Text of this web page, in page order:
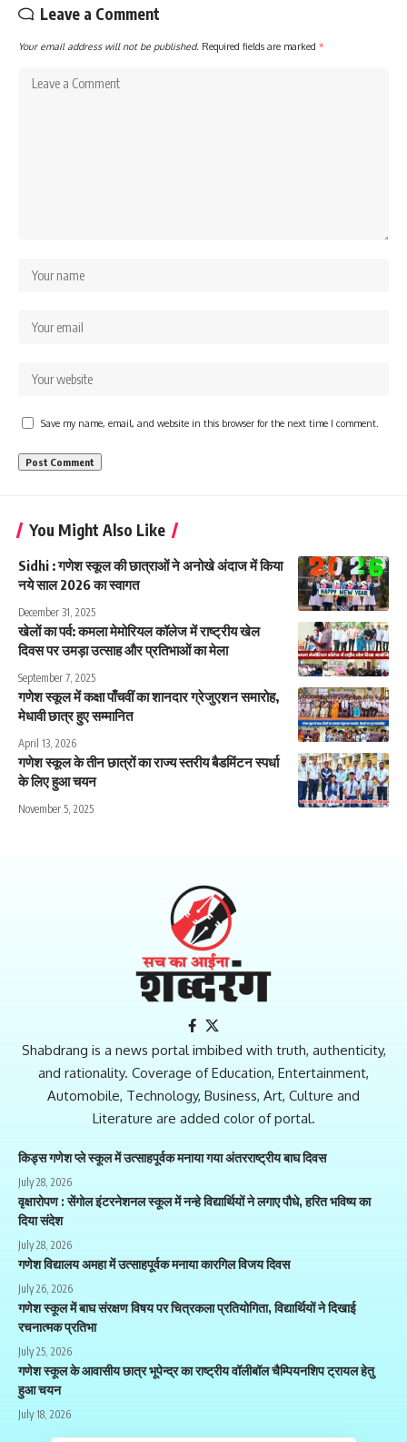
Leave a Comment
Your email address will not be published. Required fields are marked *
Save my name, email, and website in this browser for the next time I comment.
You Might Also Like
Sidhi : गणेश स्कूल की छात्राओं ने अनोखे अंदाज में किया
नये साल 2026 का स्वागत
December 31, 2025
खेलों का पर्व: कमला मेमोरियल कॉलेज में राष्ट्रीय खेल
दिवस पर उमड़ा उत्साह और प्रतिभाओं का मेला
September 7, 2025
गणेश स्कूल में कक्षा पाँचवीं का शानदार ग्रेजुएशन समारोह,
मेधावी छात्र हुए सम्मानित
April 13, 2026
गणेश स्कूल के तीन छात्रों का राज्य स्तरीय बैडमिंटन स्पर्धा
के लिए हुआ चयन
November 5, 2025
Shabdrang is a news portal imbibed with truth, authenticity,
and rationality. Coverage of Education, Entertainment,
Automobile, Technology, Business, Art, Culture and
Literature are added color of portal.
किड्स गणेश प्ले स्कूल में उत्साहपूर्वक मनाया गया अंतरराष्ट्रीय बाघ दिवस
July 28, 2026
वृक्षारोपण : सेंगोल इंटरनेशनल स्कूल में नन्हे विद्यार्थियों ने लगाए पौधे, हरित भविष्य का
दिया संदेश
July 28, 2026
गणेश विद्यालय अमहा में उत्साहपूर्वक मनाया कारगिल विजय दिवस
July 26, 2026
गणेश स्कूल में बाघ संरक्षण विषय पर चित्रकला प्रतियोगिता, विद्यार्थियों ने दिखाई
रचनात्मक प्रतिभा
July 25, 2026
गणेश स्कूल के आवासीय छात्र भूपेन्द्र का राष्ट्रीय वॉलीबॉल चैम्पियनशिप ट्रायल हेतु
हुआ चयन
July 18, 2026